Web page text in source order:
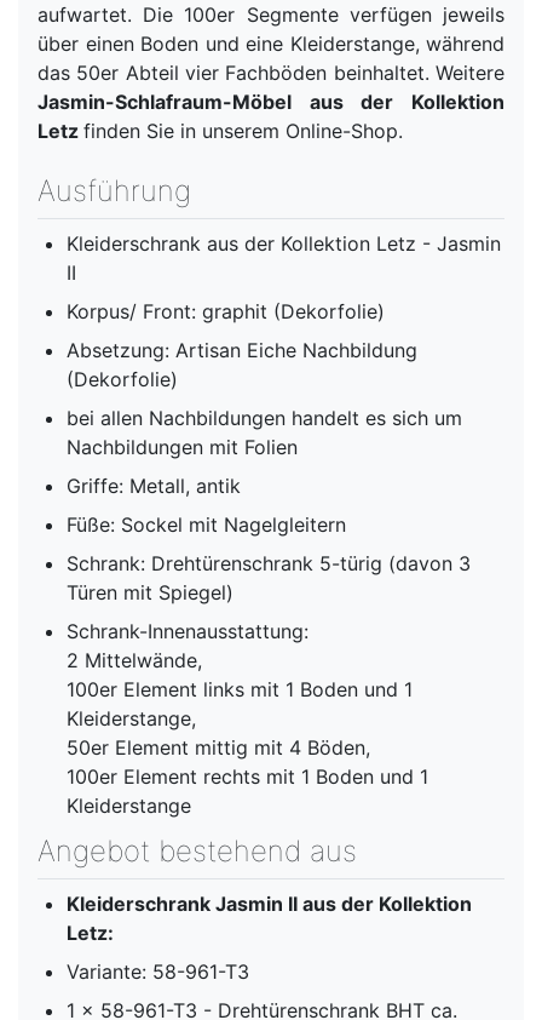
aufwartet. Die 100er Segmente verfügen jeweils
über einen Boden und eine Kleiderstange, während
das 50er Abteil vier Fachböden beinhaltet. Weitere
Jasmin-Schlafraum-Möbel aus der Kollektion
Letz finden Sie in unserem Online-Shop.
Ausführung
Kleiderschrank aus der Kollektion Letz - Jasmin
II
Korpus/ Front: graphit (Dekorfolie)
Absetzung: Artisan Eiche Nachbildung
(Dekorfolie)
bei allen Nachbildungen handelt es sich um
Nachbildungen mit Folien
Griffe: Metall, antik
Füße: Sockel mit Nagelgleitern
Schrank: Drehtürenschrank 5-türig (davon 3
Türen mit Spiegel)
Schrank-Innenausstattung:
2 Mittelwände,
100er Element links mit 1 Boden und 1
Kleiderstange,
50er Element mittig mit 4 Böden,
100er Element rechts mit 1 Boden und 1
Kleiderstange
Angebot bestehend aus
Kleiderschrank Jasmin II aus der Kollektion
Letz:
Variante: 58-961-T3
1 x 58-961-T3 - Drehtürenschrank BHT ca.